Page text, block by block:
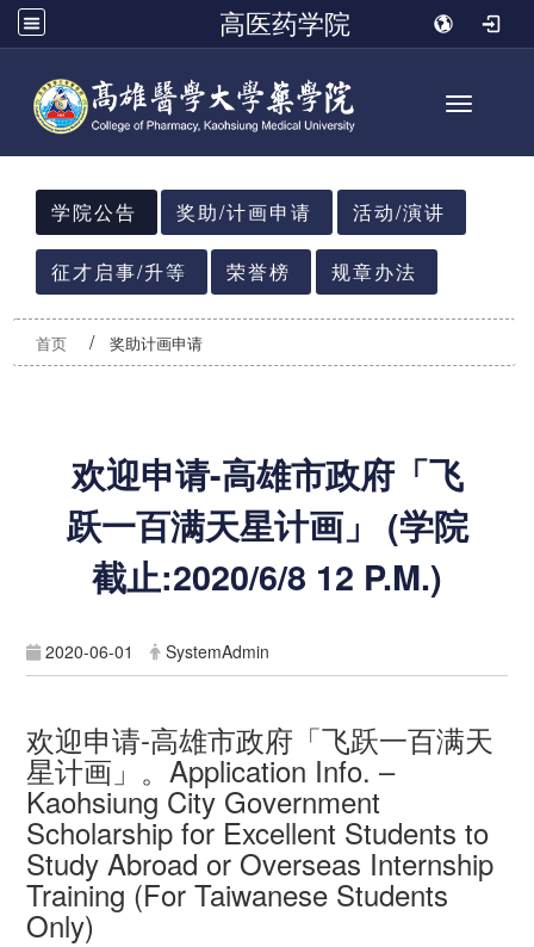
高医药学院
Toggle
:::
学院公告
奖助/计画申请 活动/演讲
征才启事/升等 荣誉榜 规章办法
首页 奖助计画申请
欢迎申请-高雄市政府「飞
跃一百满天星计画」 (学院
截止:2020/6/8 12 P.M.)
2020-06-01 SystemAdmin
欢迎申请-高雄市政府「飞跃一百满天
星计画」。Application Info. –
Kaohsiung City Government
Scholarship for Excellent Students to
Study Abroad or Overseas Internship
Training (For Taiwanese Students
Only)